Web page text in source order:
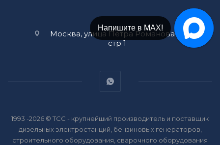
Москва, улица Петра Романова 14
стр 1
1993 -2026 © ТСС - крупнейший производитель и поставщик
дизельных электростанций, бензиновых генераторов,
строительного оборудования, сварочного оборудования
Напишите в МАХ!